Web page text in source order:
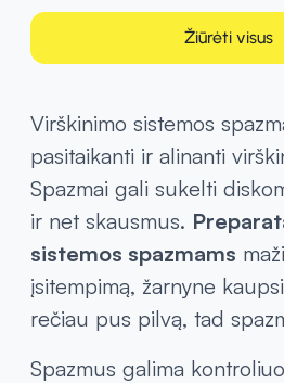
Žiūrėti visus
Virškinimo sistemos
pasitaikanti ir alinanti
Spazmai gali sukelti
ir net skausmus.
sistemos spazmams
įsitempimą, žarnyne
rečiau pus pilvą, tad
Spazmus galima